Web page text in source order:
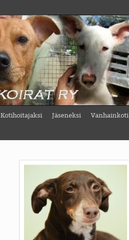
Kotihoitajaksi Jäseneksi Vanhainkoti